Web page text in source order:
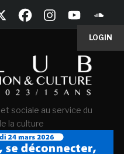
LOGIN
sociale au service du
la culture